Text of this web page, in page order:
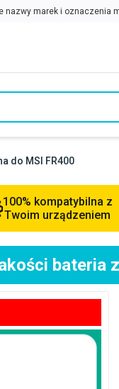
do MSI FR400
100% kompatybilna z
Twoim urządzeniem
bateria